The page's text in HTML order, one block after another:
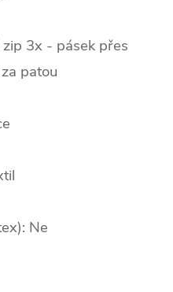
3x - pásek přes
patou
Ne